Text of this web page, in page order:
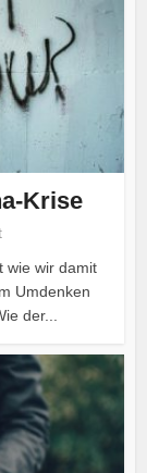
Krise
wie wir damit
Umdenken
der...